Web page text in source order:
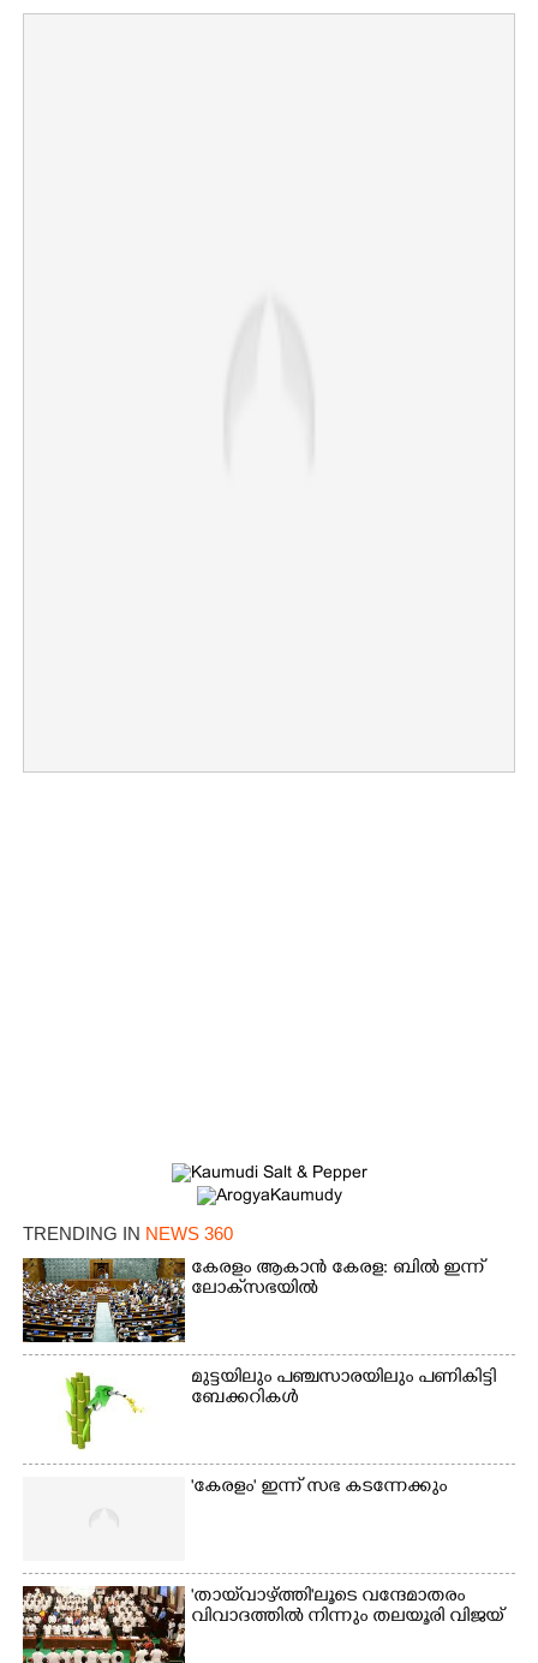
TRENDING IN NEWS 360
കേരളം ആകാൻ കേരള: ബിൽ ഇന്ന്
ലോക്‌സഭയിൽ
മുട്ടയിലും പഞ്ചസാരയിലും പണികിട്ടി
ബേക്കറികൾ
'കേരളം' ഇന്ന് സഭ കടന്നേക്കും
'തായ്‌വാഴ്ത്തി'ലൂടെ വന്ദേമാതരം
വിവാദത്തിൽ നിന്നും തലയൂരി വിജയ്